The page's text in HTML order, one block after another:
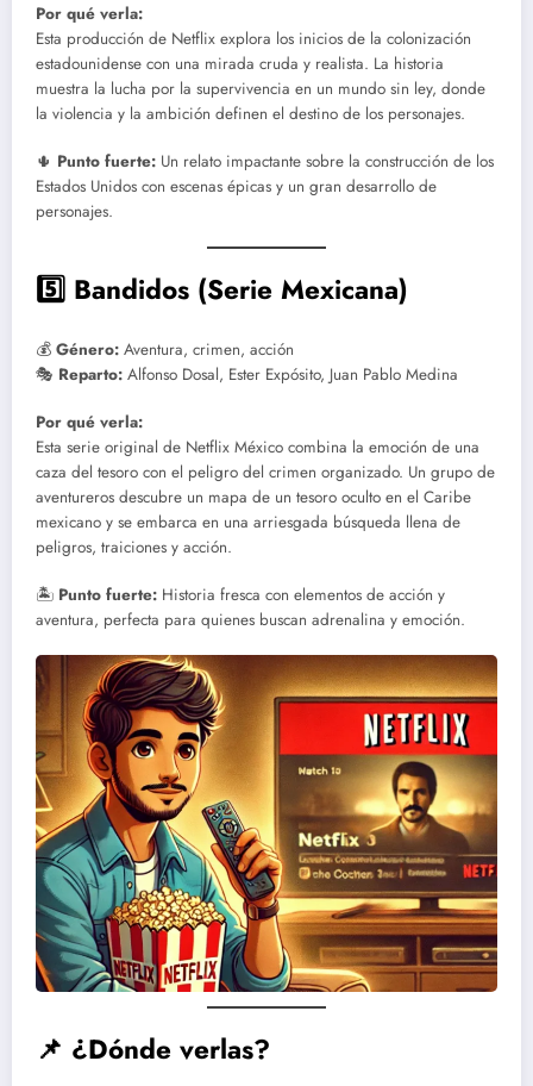
Por qué verla:
Esta producción de Netflix explora los inicios de la colonización
estadounidense con una mirada cruda y realista. La historia
muestra la lucha por la supervivencia en un mundo sin ley, donde
la violencia y la ambición definen el destino de los personajes.
🌵 Punto fuerte: Un relato impactante sobre la construcción de los
Estados Unidos con escenas épicas y un gran desarrollo de
personajes.
5️⃣ Bandidos (Serie Mexicana)
💰 Género: Aventura, crimen, acción
🎭 Reparto: Alfonso Dosal, Ester Expósito, Juan Pablo Medina
Por qué verla:
Esta serie original de Netflix México combina la emoción de una
caza del tesoro con el peligro del crimen organizado. Un grupo de
aventureros descubre un mapa de un tesoro oculto en el Caribe
mexicano y se embarca en una arriesgada búsqueda llena de
peligros, traiciones y acción.
🏝️ Punto fuerte: Historia fresca con elementos de acción y
aventura, perfecta para quienes buscan adrenalina y emoción.
📌 ¿Dónde verlas?